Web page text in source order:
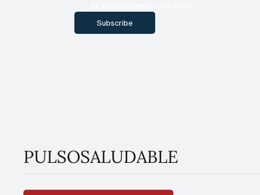
Subscribe
PULSOSALUDABLE